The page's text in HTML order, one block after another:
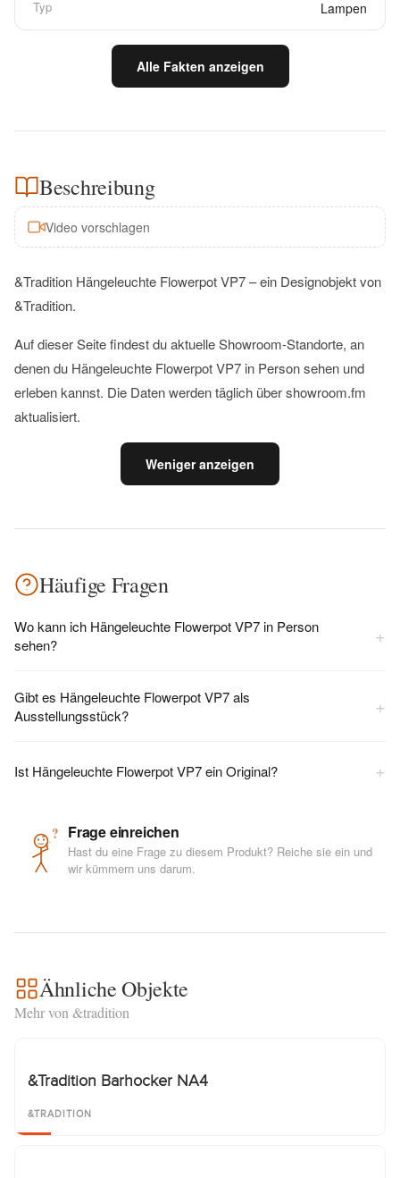
Typ Lampen
Alle Fakten anzeigen
Beschreibung
Video vorschlagen
&Tradition Hängeleuchte Flowerpot VP7 – ein Designobjekt von
&Tradition.
Auf dieser Seite findest du aktuelle Showroom-Standorte, an
denen du Hängeleuchte Flowerpot VP7 in Person sehen und
erleben kannst. Die Daten werden täglich über showroom.fm
aktualisiert.
Weniger anzeigen
Häufige Fragen
Wo kann ich Hängeleuchte Flowerpot VP7 in Person
sehen?
+
Gibt es Hängeleuchte Flowerpot VP7 als
Ausstellungsstück?
+
Ist Hängeleuchte Flowerpot VP7 ein Original? +
? Frage einreichen
Hast du eine Frage zu diesem Produkt? Reiche sie ein und
wir kümmern uns darum.
Ähnliche Objekte
Mehr von &tradition
&Tradition Barhocker NA4
&TRADITION